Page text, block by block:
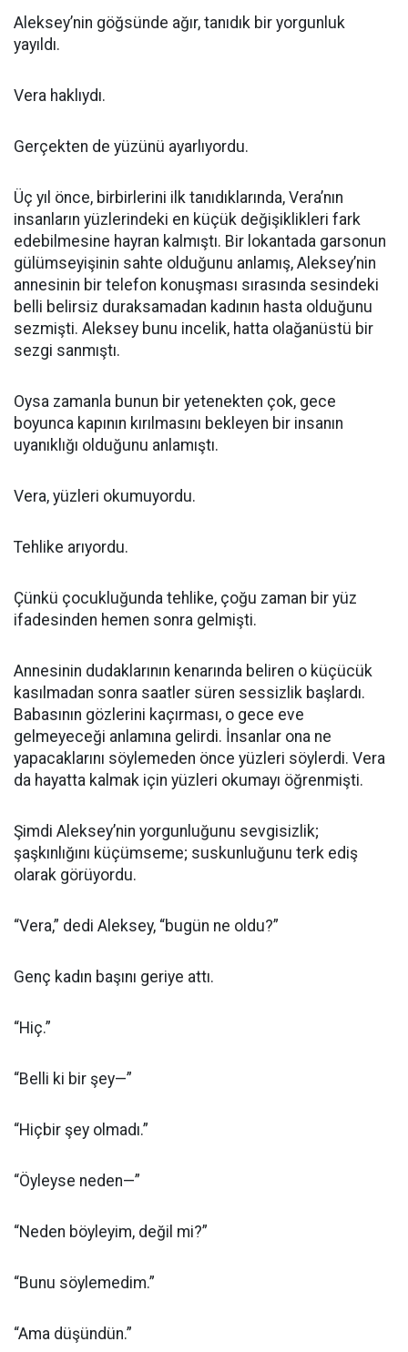
Aleksey’nin göğsünde ağır, tanıdık bir yorgunluk
yayıldı.
Vera haklıydı.
Gerçekten de yüzünü ayarlıyordu.
Üç yıl önce, birbirlerini ilk tanıdıklarında, Vera’nın
insanların yüzlerindeki en küçük değişiklikleri fark
edebilmesine hayran kalmıştı. Bir lokantada garsonun
gülümseyişinin sahte olduğunu anlamış, Aleksey’nin
annesinin bir telefon konuşması sırasında sesindeki
belli belirsiz duraksamadan kadının hasta olduğunu
sezmişti. Aleksey bunu incelik, hatta olağanüstü bir
sezgi sanmıştı.
Oysa zamanla bunun bir yetenekten çok, gece
boyunca kapının kırılmasını bekleyen bir insanın
uyanıklığı olduğunu anlamıştı.
Vera, yüzleri okumuyordu.
Tehlike arıyordu.
Çünkü çocukluğunda tehlike, çoğu zaman bir yüz
ifadesinden hemen sonra gelmişti.
Annesinin dudaklarının kenarında beliren o küçücük
kasılmadan sonra saatler süren sessizlik başlardı.
Babasının gözlerini kaçırması, o gece eve
gelmeyeceği anlamına gelirdi. İnsanlar ona ne
yapacaklarını söylemeden önce yüzleri söylerdi. Vera
da hayatta kalmak için yüzleri okumayı öğrenmişti.
Şimdi Aleksey’nin yorgunluğunu sevgisizlik;
şaşkınlığını küçümseme; suskunluğunu terk ediş
olarak görüyordu.
“Vera,” dedi Aleksey, “bugün ne oldu?”
Genç kadın başını geriye attı.
“Hiç.”
“Belli ki bir şey—”
“Hiçbir şey olmadı.”
“Öyleyse neden—”
“Neden böyleyim, değil mi?”
“Bunu söylemedim.”
“Ama düşündün.”